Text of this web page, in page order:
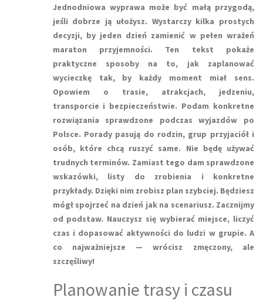
Jednodniowa wyprawa może być małą przygodą,
jeśli dobrze ją ułożysz. Wystarczy kilka prostych
decyzji, by jeden dzień zamienić w pełen wrażeń
maraton przyjemności. Ten tekst pokaże
praktyczne sposoby na to, jak zaplanować
wycieczkę tak, by każdy moment miał sens.
Opowiem o trasie, atrakcjach, jedzeniu,
transporcie i bezpieczeństwie. Podam konkretne
rozwiązania sprawdzone podczas wyjazdów po
Polsce. Porady pasują do rodzin, grup przyjaciół i
osób, które chcą ruszyć same. Nie będę używać
trudnych terminów. Zamiast tego dam sprawdzone
wskazówki, listy do zrobienia i konkretne
przykłady. Dzięki nim zrobisz plan szybciej. Będziesz
mógł spojrzeć na dzień jak na scenariusz. Zacznijmy
od podstaw. Nauczysz się wybierać miejsce, liczyć
czas i dopasować aktywności do ludzi w grupie. A
co najważniejsze — wrócisz zmęczony, ale
szczęśliwy!
Planowanie trasy i czasu